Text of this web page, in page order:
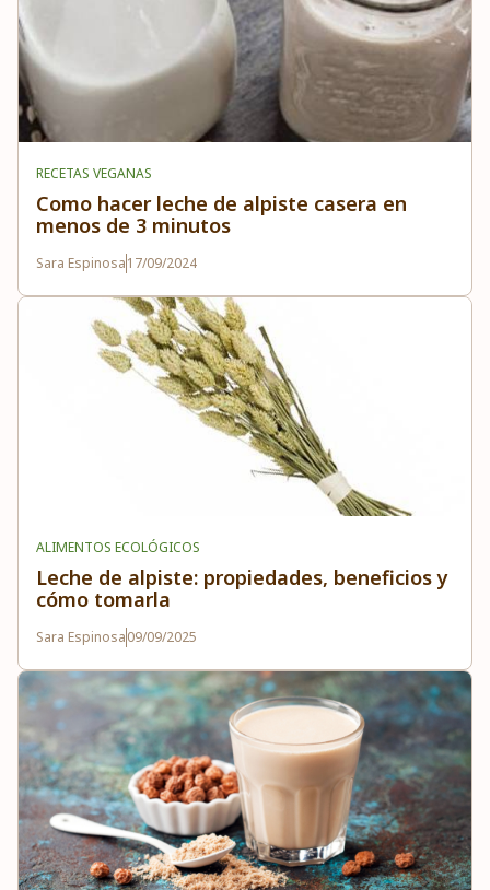
RECETAS VEGANAS
Como hacer leche de alpiste casera en
menos de 3 minutos
Sara Espinosa17/09/2024
ALIMENTOS ECOLÓGICOS
Leche de alpiste: propiedades, beneficios y
cómo tomarla
Sara Espinosa09/09/2025